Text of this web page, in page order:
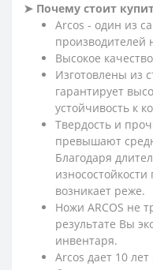
➤ Почему стоит
Arcos - один из
производителей
Высокое
Изготовлены из
гарантирует
устойчивость к
Твердость и
превышают
Благодаря
износостойкости
возникает реже.
Ножи ARCOS не
результате Вы
инвентаря.
Arcos дает 10